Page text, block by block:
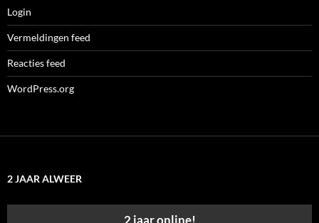
Login
Vermeldingen feed
Reacties feed
WordPress.org
2 JAAR ALWEER
2 jaar online!